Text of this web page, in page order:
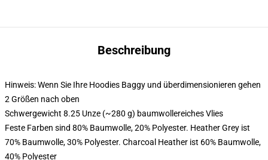
Beschreibung
Hinweis: Wenn Sie Ihre Hoodies Baggy und überdimensionieren gehen
2 Größen nach oben
Schwergewicht 8.25 Unze (~280 g) baumwollereiches Vlies
Feste Farben sind 80% Baumwolle, 20% Polyester. Heather Grey ist
70% Baumwolle, 30% Polyester. Charcoal Heather ist 60% Baumwolle,
40% Polyester